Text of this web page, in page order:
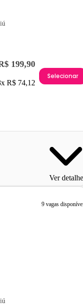
199,90
R$ 74,12
Selecionar
Ver
9 vagas